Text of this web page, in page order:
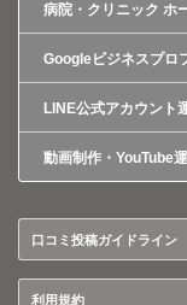
病院・クリニック ホ
Googleビジネスプロ
LINE公式アカウント
動画制作・YouTube
口コミ投稿ガイドライン
利用規約